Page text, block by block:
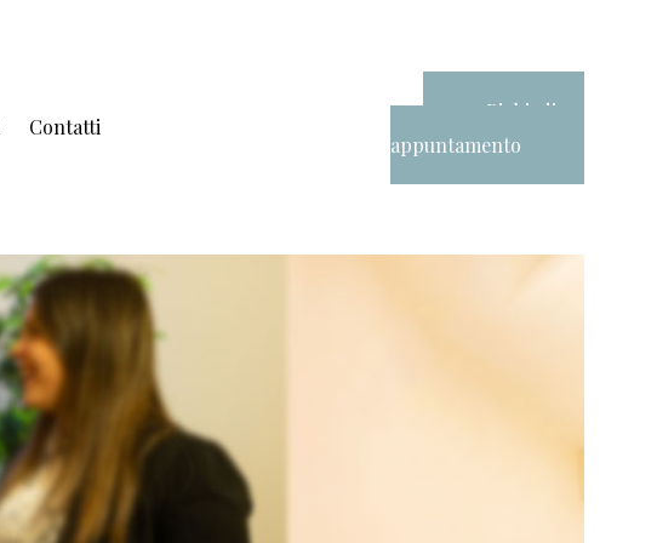
Contatti
Richiedi un
appuntamento